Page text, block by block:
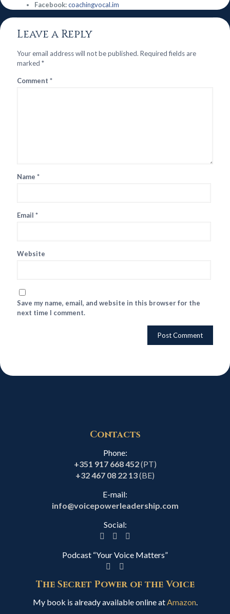
Facebook:coachingvocal.im
Leave a Reply
Your email address will not be published. Required fields are
marked *
Comment *
Name *
Email *
Website
Save my name, email, and website in this browser for the
next time I comment.
Contacts
Phone:
+351 917 668 452(PT)
+32 467 08 22 13(BE)
E-mail:
info@voicepowerleadership.com
Social:
Podcast “Your Voice Matters”
The Secret Power of the Voice
My book is already available online atAmazon.